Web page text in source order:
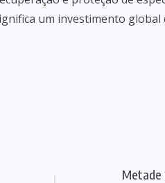
um investimento
Metade